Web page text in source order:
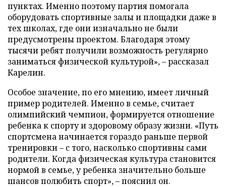
пунктах. Именно поэтому партия помогала
оборудовать спортивные залы и площадки даже в
тех школах, где они изначально не были
предусмотрены проектом. Благодаря этому
тысячи ребят получили возможность регулярно
заниматься физической культурой», – рассказал
Карелин.
Особое значение, по его мнению, имеет личный
пример родителей. Именно в семье, считает
олимпийский чемпион, формируется отношение
ребенка к спорту и здоровому образу жизни. «Путь
спортсмена начинается гораздо раньше первой
тренировки – с того, насколько спортивны сами
родители. Когда физическая культура становится
нормой в семье, у ребенка значительно больше
шансов полюбить спорт», – пояснил он.